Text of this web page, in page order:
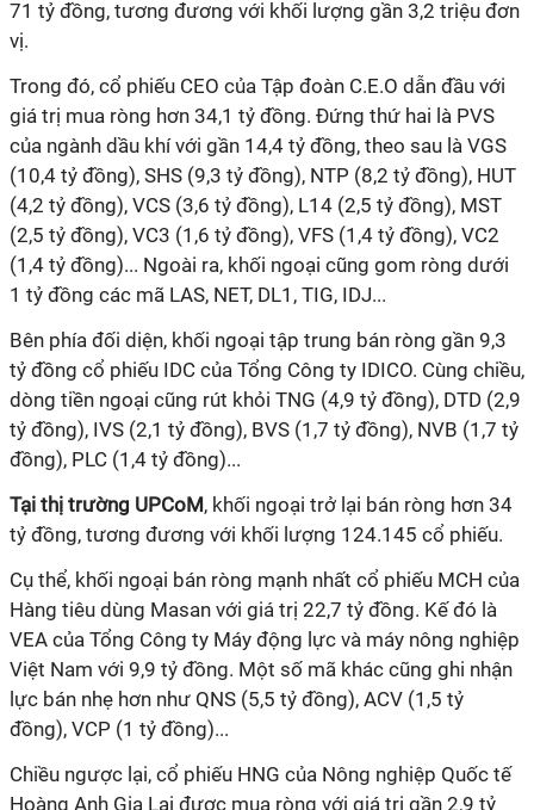
71 tỷ đồng, tương đương với khối lượng gần 3,2 triệu đơn
vị.
Trong đó, cổ phiếu CEO của Tập đoàn C.E.O dẫn đầu với
giá trị mua ròng hơn 34,1 tỷ đồng. Đứng thứ hai là PVS
của ngành dầu khí với gần 14,4 tỷ đồng, theo sau là VGS
(10,4 tỷ đồng), SHS (9,3 tỷ đồng), NTP (8,2 tỷ đồng), HUT
(4,2 tỷ đồng), VCS (3,6 tỷ đồng), L14 (2,5 tỷ đồng), MST
(2,5 tỷ đồng), VC3 (1,6 tỷ đồng), VFS (1,4 tỷ đồng), VC2
(1,4 tỷ đồng)... Ngoài ra, khối ngoại cũng gom ròng dưới
1 tỷ đồng các mã LAS, NET, DL1, TIG, IDJ...
Bên phía đối diện, khối ngoại tập trung bán ròng gần 9,3
tỷ đồng cổ phiếu IDC của Tổng Công ty IDICO. Cùng chiều,
dòng tiền ngoại cũng rút khỏi TNG (4,9 tỷ đồng), DTD (2,9
tỷ đồng), IVS (2,1 tỷ đồng), BVS (1,7 tỷ đồng), NVB (1,7 tỷ
đồng), PLC (1,4 tỷ đồng)...
Tại thị trường UPCoM, khối ngoại trở lại bán ròng hơn 34
tỷ đồng, tương đương với khối lượng 124.145 cổ phiếu.
Cụ thể, khối ngoại bán ròng mạnh nhất cổ phiếu MCH của
Hàng tiêu dùng Masan với giá trị 22,7 tỷ đồng. Kế đó là
VEA của Tổng Công ty Máy động lực và máy nông nghiệp
Việt Nam với 9,9 tỷ đồng. Một số mã khác cũng ghi nhận
lực bán nhẹ hơn như QNS (5,5 tỷ đồng), ACV (1,5 tỷ
đồng), VCP (1 tỷ đồng)...
Chiều ngược lại, cổ phiếu HNG của Nông nghiệp Quốc tế
Hoàng Anh Gia Lai được mua ròng với giá trị gần 2,9 tỷ